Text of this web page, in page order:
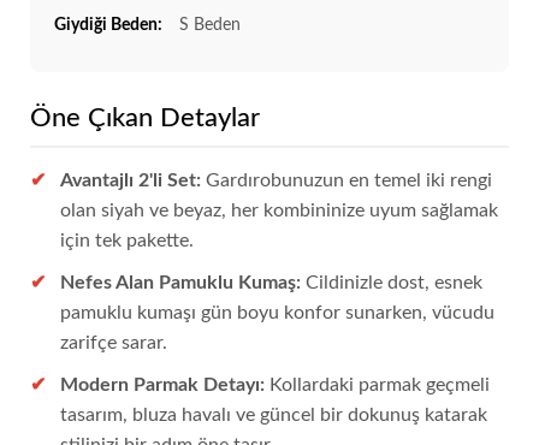
Giydiği Beden: S Beden
Öne Çıkan Detaylar
Avantajlı 2'li Set: Gardırobunuzun en temel iki rengi
olan siyah ve beyaz, her kombininize uyum sağlamak
için tek pakette.
Nefes Alan Pamuklu Kumaş: Cildinizle dost, esnek
pamuklu kumaşı gün boyu konfor sunarken, vücudu
zarifçe sarar.
Modern Parmak Detayı: Kollardaki parmak geçmeli
tasarım, bluza havalı ve güncel bir dokunuş katarak